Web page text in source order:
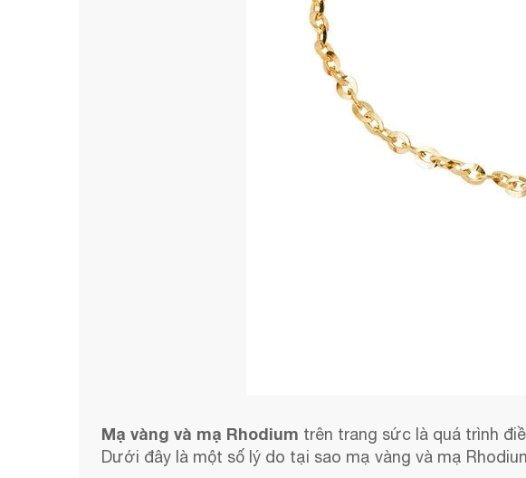
Mạ vàng và mạ Rhodium trên trang sức là quá trình
Dưới đây là một số lý do tại sao mạ vàng và mạ